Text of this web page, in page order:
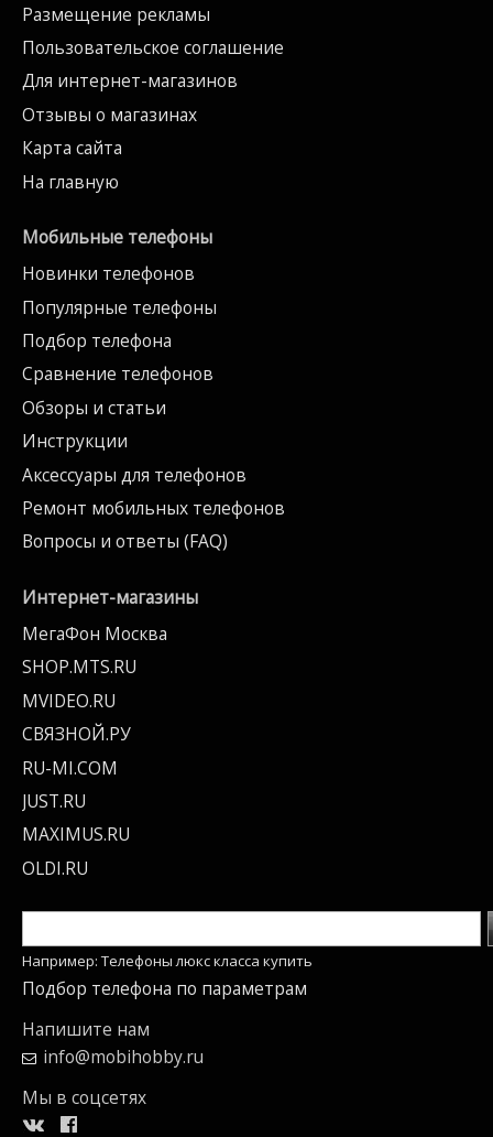
Размещение рекламы
Пользовательское соглашение
Для интернет-магазинов
Отзывы о магазинах
Карта сайта
На главную
Мобильные телефоны
Новинки телефонов
Популярные телефоны
Подбор телефона
Сравнение телефонов
Обзоры и статьи
Инструкции
Аксессуары для телефонов
Ремонт мобильных телефонов
Вопросы и ответы (FAQ)
Интернет-магазины
МегаФон Москва
SHOP.MTS.RU
MVIDEO.RU
СВЯЗНОЙ.РУ
RU-MI.COM
JUST.RU
MAXIMUS.RU
OLDI.RU
Например: Телефоны люкс класса купить
Подбор телефона по параметрам
Напишите нам
info@mobihobby.ru
Мы в соцсетях